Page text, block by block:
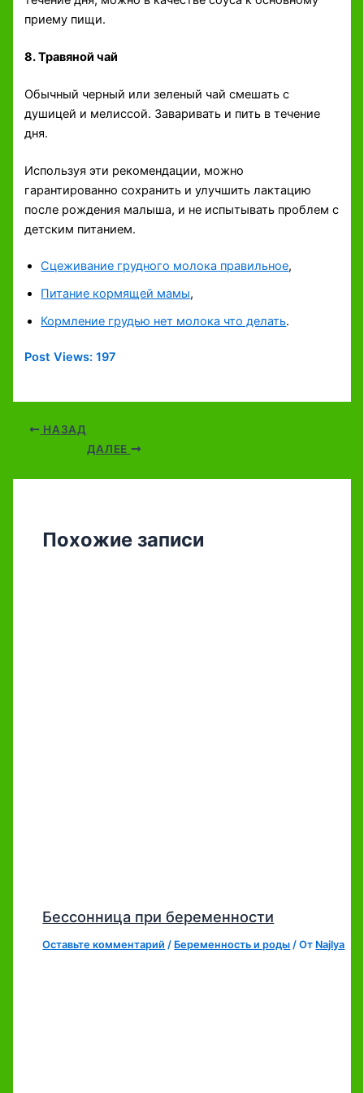
приему пищи.
8. Травяной чай
Обычный черный или зеленый чай смешать с
душицей и мелиссой. Заваривать и пить в течение
дня.
Используя эти рекомендации, можно
гарантированно сохранить и улучшить лактацию
после рождения малыша, и не испытывать проблем с
детским питанием.
Сцеживание грудного молока правильное,
Питание кормящей мамы,
Кормление грудью нет молока что делать.
Post Views: 197
НАЗАД
ДАЛЕЕ
Похожие записи
Бессонница при беременности
Оставьте комментарий / Беременность и роды / От Najlya